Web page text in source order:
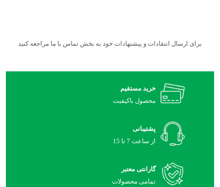
برای ارسال انتقادات و پیشنهادات خود به بخش تماس با ما مراجعه کنید
خرید مستقیم
محصول باکیفیت
پشتیبانی
از ساعت 7 تا 15
گارانتی معتبر
تمامی محصولات